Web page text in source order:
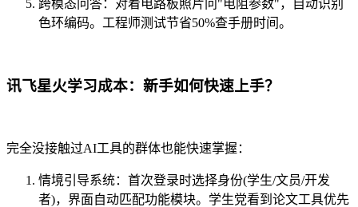
跨模态问答：对着电路板照片问"电阻参数"，自动识别
色环编码。工程师测试节省50%查手册时间。
讯飞星火学习成本：新手如何快速上手？
完全没接触过AI工具的群体也能快速掌握：
情境引导系统：首次登录时选择身份(学生/文员/开发
者)，界面自动匹配功能模块。学生党看到论文工具优先